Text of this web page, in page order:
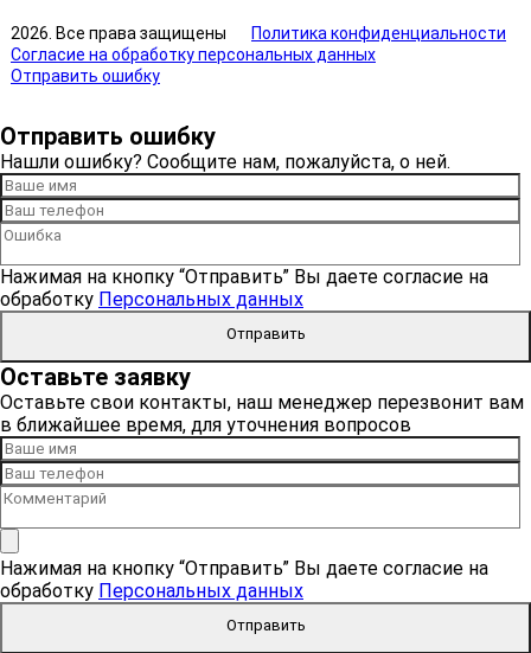
2026. Все права защищены
Политика конфиденциальности
Согласие на обработку персональных данных
Отправить ошибку
Отправить ошибку
Нашли ошибку? Сообщите нам, пожалуйста, о ней.
Нажимая на кнопку “Отправить” Вы даете согласие на
обработку Персональных данных
Отправить
Оставьте заявку
Оставьте свои контакты, наш менеджер перезвонит вам
в ближайшее время, для уточнения вопросов
Нажимая на кнопку “Отправить” Вы даете согласие на
обработку Персональных данных
Отправить